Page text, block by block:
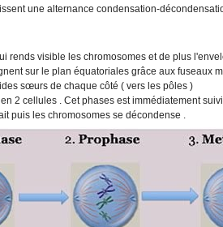
une alternance condensation-
rends visible les chromosomes et de plus
sur le plan équatoriales grâce aux fuseaux
sœurs de chaque côté ( vers les pôles )
2 cellules . Cet phases est immédiatement
puis les chromosomes se décondense .